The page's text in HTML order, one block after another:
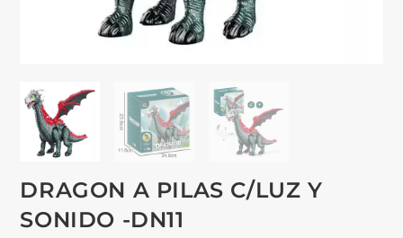
DRAGON A PILAS C/LUZ Y
SONIDO -DN11